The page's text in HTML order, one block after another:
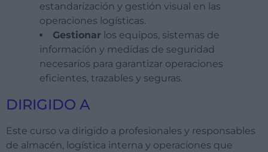
estandarización y gestión visual en las
operaciones logísticas.
Gestionar los equipos, sistemas de
información y medidas de seguridad
necesarios para garantizar operaciones
eficientes, trazables y seguras.
DIRIGIDO A
Este curso va dirigido a profesionales y responsables
de almacén, logística interna y operaciones que